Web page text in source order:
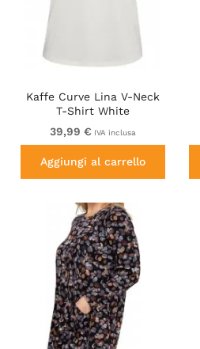
Kaffe Curve Lina V-Neck
T-Shirt White
39,99 € IVA inclusa
Aggiungi al carrello